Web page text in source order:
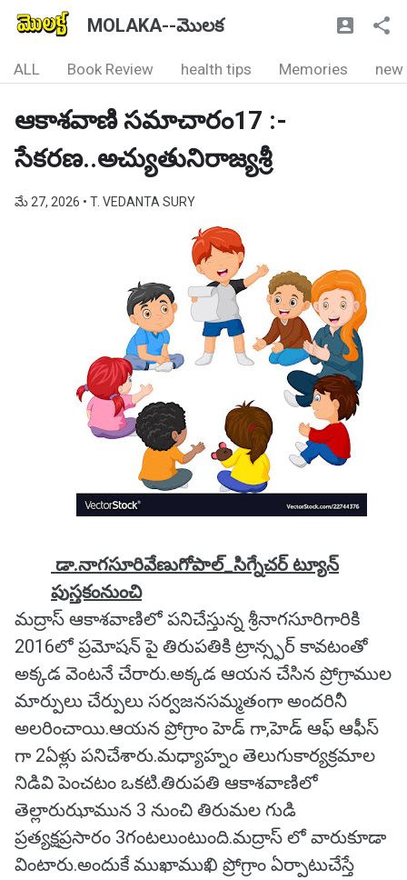
MOLAKA--మొలక
ALL Book Review health tips Memories new
ఆకాశవాణి సమాచారం17 :-
సేకరణ..అచ్యుతునిరాజ్యశ్రీ
మే 27, 2026 • T. VEDANTA SURY
డా.నాగసూరివేణుగోపాల్_సిగ్నేచర్ ట్యూన్
పుస్తకంనుంచి
మద్రాస్ ఆకాశవాణిలో పనిచేస్తున్న శ్రీనాగసూరిగారికి
2016లో ప్రమోషన్ పై తిరుపతికి ట్రాన్స్ఫర్ కావటంతో
అక్కడ వెంటనే చేరారు.అక్కడ ఆయన చేసిన ప్రోగ్రాముల
మార్పులు చేర్పులు సర్వజనసమ్మతంగా అందరినీ
అలరించాయి.ఆయన ప్రోగ్రాం హెడ్ గా,హెడ్ ఆఫ్ ఆఫీస్
గా 2ఏళ్లు పనిచేశారు.మధ్యాహ్నం తెలుగుకార్యక్రమాల
నిడివి పెంచటం ఒకటి.తిరుపతి ఆకాశవాణిలో
తెల్లారుఝామున 3 నుంచి తిరుమల గుడి
ప్రత్యక్షప్రసారం 3గంటలుంటుంది.మద్రాస్ లో వారుకూడా
వింటారు.అందుకే ముఖాముఖి ప్రోగ్రాం ఏర్పాటుచేస్తే